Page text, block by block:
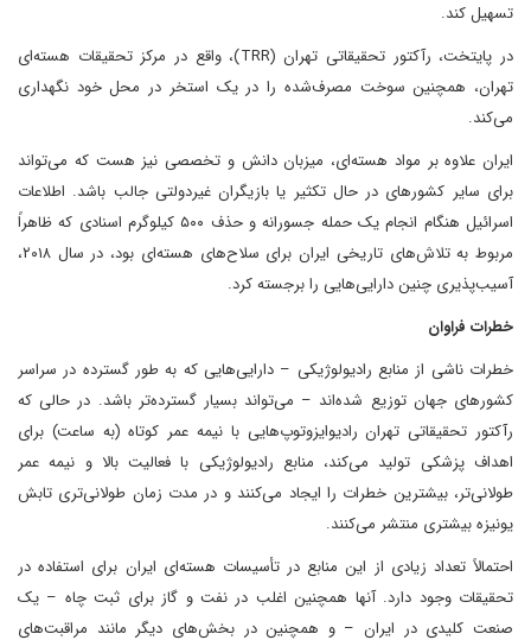
تسهیل کند.
در پایتخت، رآکتور تحقیقاتی تهران (TRR)، واقع در مرکز تحقیقات هسته‌ای
تهران، همچنین سوخت مصرف‌شده را در یک استخر در محل خود نگهداری
می‌کند.
ایران علاوه بر مواد هسته‌ای، میزبان دانش و تخصصی نیز هست که می‌تواند
برای سایر کشورهای در حال تکثیر یا بازیگران غیردولتی جالب باشد. اطلاعات
اسرائیل هنگام انجام یک حمله جسورانه و حذف ۵۰۰ کیلوگرم اسنادی که ظاهراً
مربوط به تلاش‌های تاریخی ایران برای سلاح‌های هسته‌ای بود، در سال ۲۰۱۸،
آسیب‌پذیری چنین دارایی‌هایی را برجسته کرد.
خطرات فراوان
خطرات ناشی از منابع رادیولوژیکی – دارایی‌هایی که به طور گسترده در سراسر
کشورهای جهان توزیع شده‌اند – می‌تواند بسیار گسترده‌تر باشد. در حالی که
رآکتور تحقیقاتی تهران رادیوایزوتوپ‌هایی با نیمه عمر کوتاه (به ساعت) برای
اهداف پزشکی تولید می‌کند، منابع رادیولوژیکی با فعالیت بالا و نیمه عمر
طولانی‌تر، بیشترین خطرات را ایجاد می‌کنند و در مدت زمان طولانی‌تری تابش
یونیزه بیشتری منتشر می‌کنند.
احتمالاً تعداد زیادی از این منابع در تأسیسات هسته‌ای ایران برای استفاده در
تحقیقات وجود دارد. آنها همچنین اغلب در نفت و گاز برای ثبت چاه – یک
صنعت کلیدی در ایران – و همچنین در بخش‌های دیگر مانند مراقبت‌های